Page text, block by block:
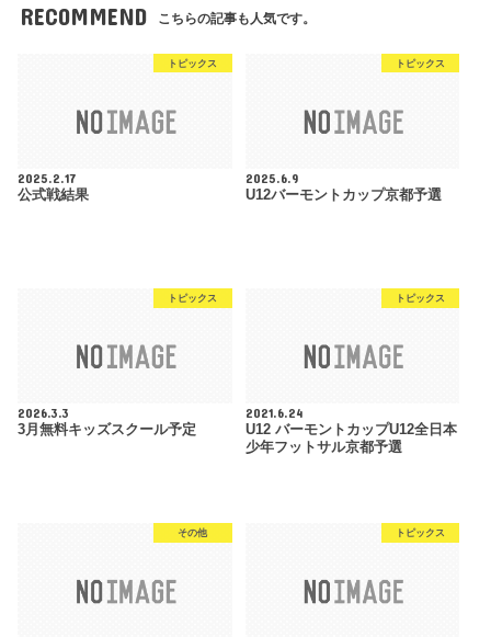
RECOMMEND こちらの記事も人気です。
トピックス
2025.2.17
公式戦結果
トピックス
2025.6.9
U12バーモントカップ京都予選
トピックス
2026.3.3
3月無料キッズスクール予定
トピックス
2021.6.24
U12 バーモントカップU12全日本
少年フットサル京都予選
その他 トピックス